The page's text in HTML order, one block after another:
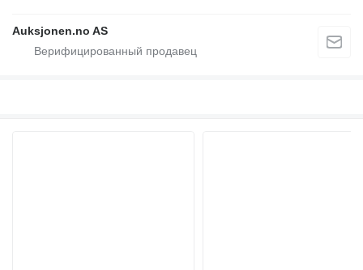
Auksjonen.no AS